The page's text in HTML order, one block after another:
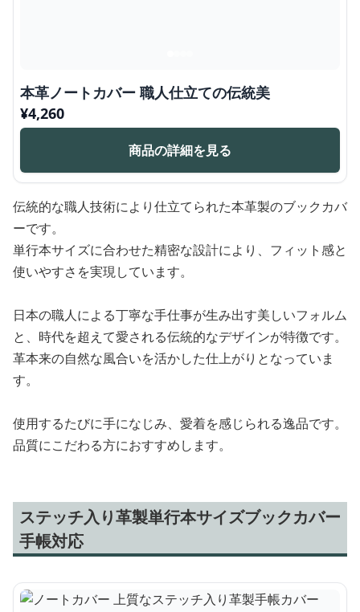
本革ノートカバー 職人仕立ての伝統美
¥4,260
商品の詳細を見る
伝統的な職人技術により仕立てられた本革製のブックカバ
ーです。
単行本サイズに合わせた精密な設計により、フィット感と
使いやすさを実現しています。
日本の職人による丁寧な手仕事が生み出す美しいフォルム
と、時代を超えて愛される伝統的なデザインが特徴です。
革本来の自然な風合いを活かした仕上がりとなっていま
す。
使用するたびに手になじみ、愛着を感じられる逸品です。
品質にこだわる方におすすめします。
ステッチ入り革製単行本サイズブックカバー
手帳対応